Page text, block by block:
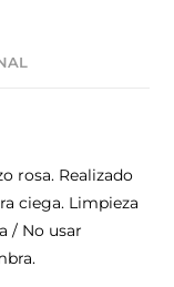
rosa. Realizado
ciega. Limpieza
/ No usar